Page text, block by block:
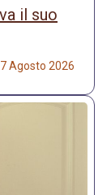
il suo
7 Agosto 2026